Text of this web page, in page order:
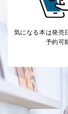
人の生命
場合で
公衆衛生
に特に
国の機
た者が
する必
により
き。
上記２．
気になる本は発売
予約可